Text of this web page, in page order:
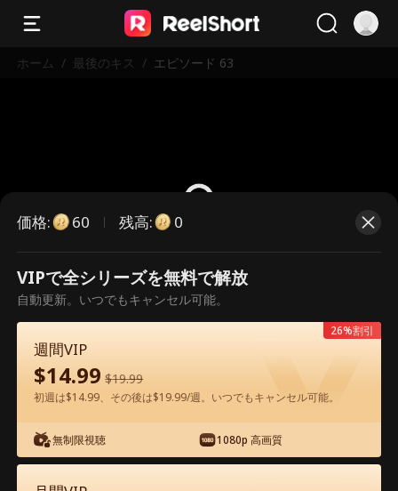
ホーム / 最後のキス / エピソード 63
こちらは有料のエピソードです。視
聴いただくには解放が必要です。
アプリ内で無料視聴可能
価格: 60 残高: 0
VIPで全シリーズを無料で解放
自動更新。いつでもキャンセル可能。
週間VIP
$14.99 $19.99
初週は$14.99、その後は$19.99/週。いつでもキャンセル可能。
無制限視聴 1080p 高画質
26%割引